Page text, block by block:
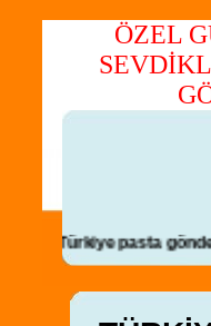
ÖZEL
Türkiye pasta